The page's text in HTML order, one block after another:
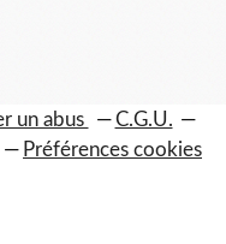
un abus
C.G.U.
Préférences cookies